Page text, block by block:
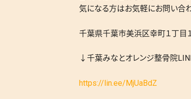
気になる方はお気軽にお問い合
千葉県千葉市美浜区幸町１丁目
↓千葉みなとオレンジ整骨院
https://lin.ee/MjUaBdZ